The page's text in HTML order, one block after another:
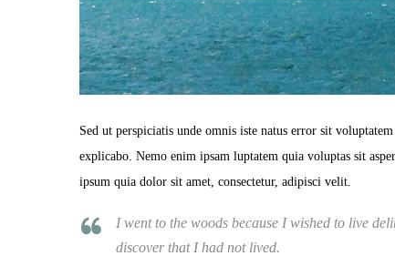
Sed ut perspiciatis unde omnis iste natus error sit
explicabo. Nemo enim ipsam luptatem quia voluptas sit
ipsum quia dolor sit amet, consectetur, adipisci velit.
I went to the woods because I wished to live
discover that I had not lived.